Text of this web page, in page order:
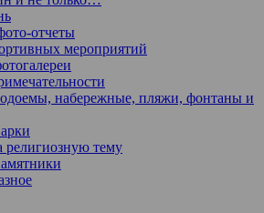
отчеты
мероприятий
набережные, пляжи, фонтаны и
религиозную тему